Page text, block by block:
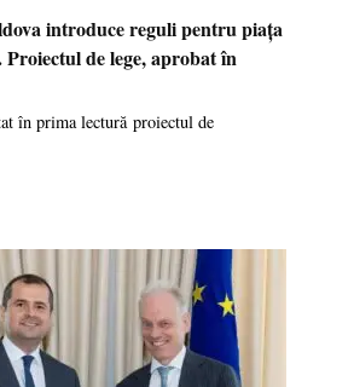
introduce reguli pentru piața
de lege, aprobat în
în prima lectură proiectul de